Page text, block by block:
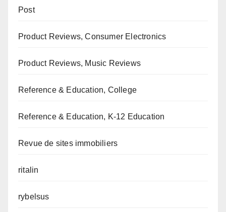
Post
Product Reviews, Consumer Electronics
Product Reviews, Music Reviews
Reference & Education, College
Reference & Education, K-12 Education
Revue de sites immobiliers
ritalin
rybelsus